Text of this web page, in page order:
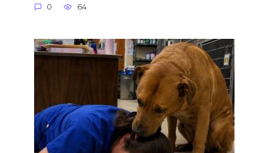
0 64